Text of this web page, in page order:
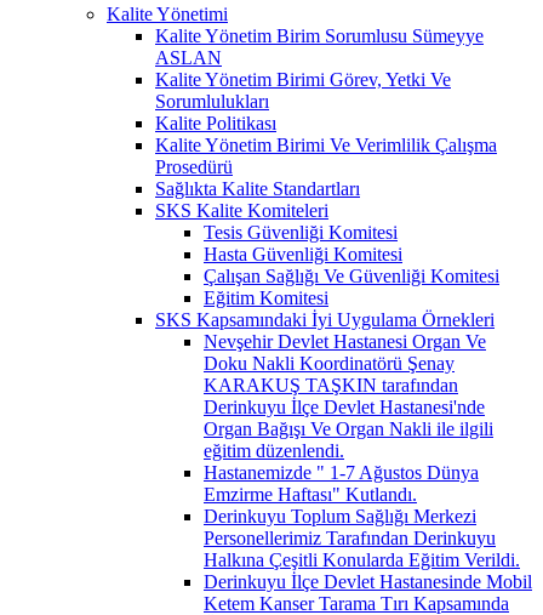
Kalite Yönetimi
Kalite Yönetim Birim Sorumlusu Sümeyye
ASLAN
Kalite Yönetim Birimi Görev, Yetki Ve
Sorumlulukları
Kalite Politikası
Kalite Yönetim Birimi Ve Verimlilik Çalışma
Prosedürü
Sağlıkta Kalite Standartları
SKS Kalite Komiteleri
Tesis Güvenliği Komitesi
Hasta Güvenliği Komitesi
Çalışan Sağlığı Ve Güvenliği Komitesi
Eğitim Komitesi
SKS Kapsamındaki İyi Uygulama Örnekleri
Nevşehir Devlet Hastanesi Organ Ve
Doku Nakli Koordinatörü Şenay
KARAKUŞ TAŞKIN tarafından
Derinkuyu İlçe Devlet Hastanesi'nde
Organ Bağışı Ve Organ Nakli ile ilgili
eğitim düzenlendi.
Hastanemizde " 1-7 Ağustos Dünya
Emzirme Haftası" Kutlandı.
Derinkuyu Toplum Sağlığı Merkezi
Personellerimiz Tarafından Derinkuyu
Halkına Çeşitli Konularda Eğitim Verildi.
Derinkuyu İlçe Devlet Hastanesinde Mobil
Ketem Kanser Tarama Tırı Kapsamında